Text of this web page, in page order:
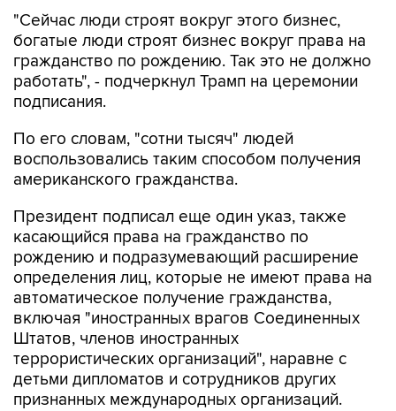
"Сейчас люди строят вокруг этого бизнес,
богатые люди строят бизнес вокруг права на
гражданство по рождению. Так это не должно
работать", - подчеркнул Трамп на церемонии
подписания.
По его словам, "сотни тысяч" людей
воспользовались таким способом получения
американского гражданства.
Президент подписал еще один указ, также
касающийся права на гражданство по
рождению и подразумевающий расширение
определения лиц, которые не имеют права на
автоматическое получение гражданства,
включая "иностранных врагов Соединенных
Штатов, членов иностранных
террористических организаций", наравне с
детьми дипломатов и сотрудников других
признанных международных организаций.